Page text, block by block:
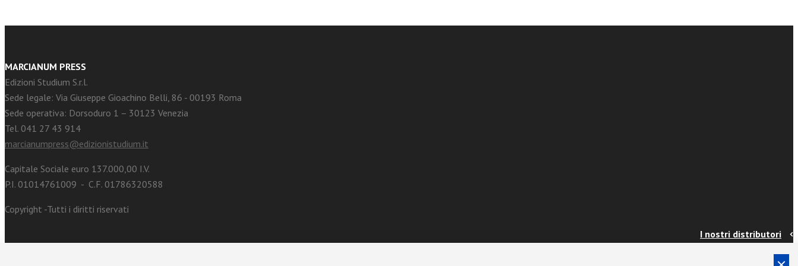
MARCIANUM PRESS
Edizioni Studium S.r.l.
Sede legale: Via Giuseppe Gioachino Belli, 86 - 00193 Roma
Sede operativa: Dorsoduro 1 – 30123 Venezia
Tel. 041 27 43 914
marcianumpress@edizionistudium.it
Capitale Sociale euro 137.000,00 I.V.
P.I. 01014761009 - C.F. 01786320588
Copyright -Tutti i diritti riservati
I nostri distributori